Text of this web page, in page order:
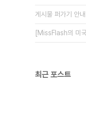
게시물 퍼가기 안내
[MissFlash의 미
최근 포스트